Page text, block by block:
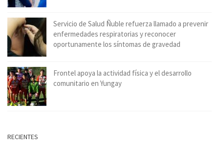
Servicio de Salud Ñuble refuerza llamado a prevenir
enfermedades respiratorias y reconocer
oportunamente los síntomas de gravedad
Frontel apoya la actividad física y el desarrollo
comunitario en Yungay
RECIENTES